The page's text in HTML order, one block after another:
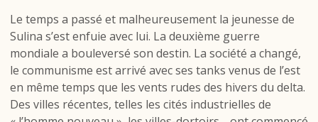
Le temps a passé et malheureusement la jeunesse de
Sulina s’est enfuie avec lui. La deuxième guerre
mondiale a bouleversé son destin. La société a changé,
le communisme est arrivé avec ses tanks venus de l’est
en même temps que les vents rudes des hivers du delta.
Des villes récentes, telles les cités industrielles de